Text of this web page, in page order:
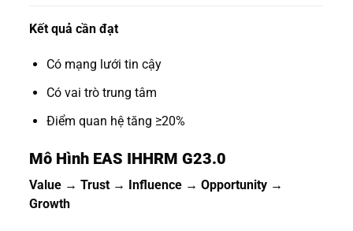
Kết quả cần đạt
Có mạng lưới tin cậy
Có vai trò trung tâm
Điểm quan hệ tăng ≥20%
Mô Hình EAS IHHRM G23.0
Value → Trust → Influence → Opportunity →
Growth